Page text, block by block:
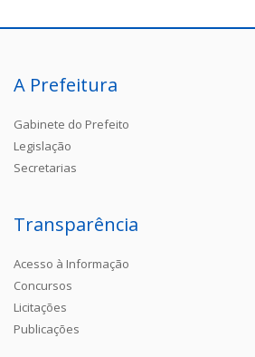
A Prefeitura
Gabinete do Prefeito
Legislação
Secretarias
Transparência
Acesso à Informação
Concursos
Licitações
Publicações